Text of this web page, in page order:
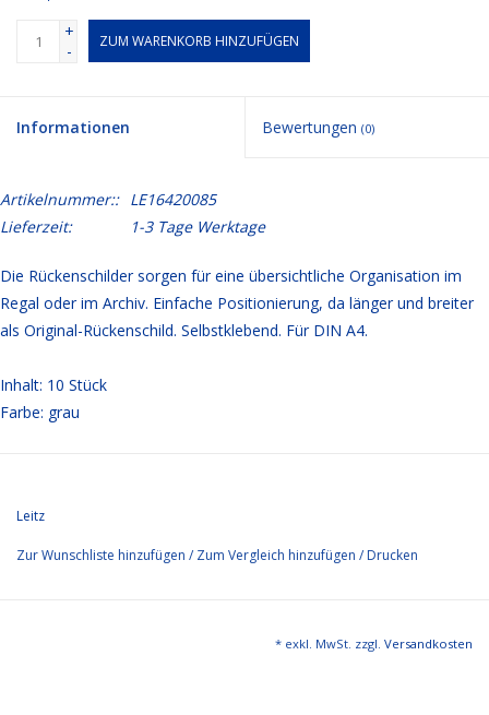
+
-
ZUM WARENKORB HINZUFÜGEN
Informationen Bewertungen (0)
Artikelnummer:: LE16420085
Lieferzeit:
1-3 Tage Werktage
Die Rückenschilder sorgen für eine übersichtliche Organisation im
Regal oder im Archiv. Einfache Positionierung, da länger und breiter
als Original-Rückenschild. Selbstklebend. Für DIN A4.
Inhalt: 10 Stück
Farbe: grau
Leitz
Zur Wunschliste hinzufügen / Zum Vergleich hinzufügen / Drucken
* exkl. MwSt. zzgl. Versandkosten